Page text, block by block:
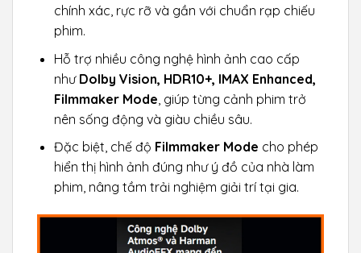
chính xác, rực rỡ và gần với chuẩn rạp chiếu
phim.
Hỗ trợ nhiều công nghệ hình ảnh cao cấp
như Dolby Vision, HDR10+, IMAX Enhanced,
Filmmaker Mode , giúp từng cảnh phim trở
nên sống động và giàu chiều sâu.
Đặc biệt, chế độ Filmmaker Mode cho phép
hiển thị hình ảnh đúng như ý đồ của nhà làm
phim, nâng tầm trải nghiệm giải trí tại gia.